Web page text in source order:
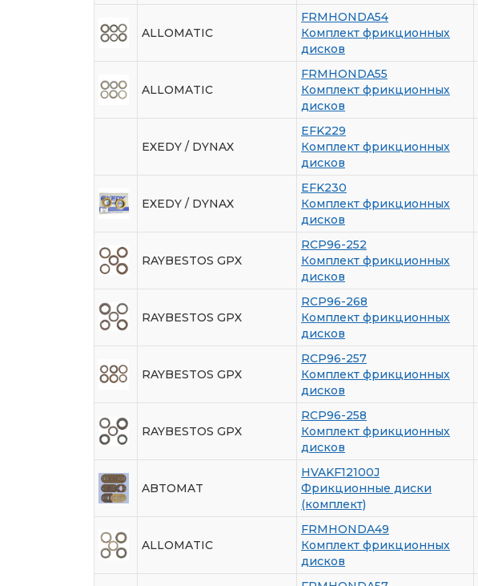
ALLOMATIC
FRMHONDA54
Комплект фрикционных
дисков
ALLOMATIC
FRMHONDA55
Комплект фрикционных
дисков
EXEDY / DYNAX
EFK229
Комплект фрикционных
дисков
EXEDY / DYNAX
EFK230
Комплект фрикционных
дисков
RAYBESTOS GPX
RCP96-252
Комплект фрикционных
дисков
RAYBESTOS GPX
RCP96-268
Комплект фрикционных
дисков
RAYBESTOS GPX
RCP96-257
Комплект фрикционных
дисков
RAYBESTOS GPX
RCP96-258
Комплект фрикционных
дисков
ABTOMAT
HVAKF12100J
Фрикционные диски
(комплект)
ALLOMATIC
FRMHONDA49
Комплект фрикционных
дисков